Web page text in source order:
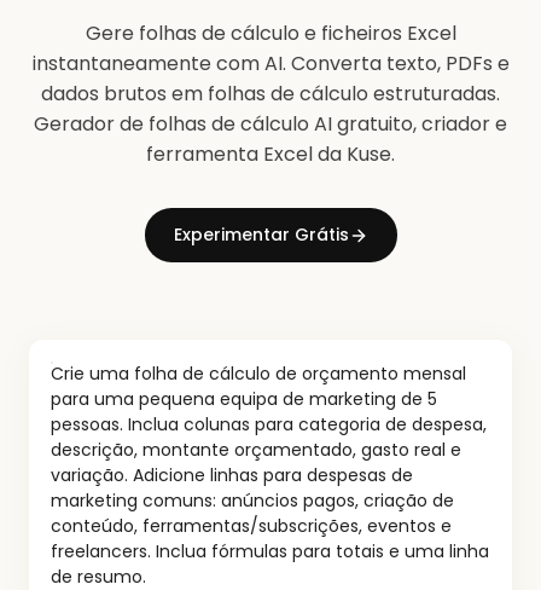
Gere folhas de cálculo e ficheiros Excel
instantaneamente com AI. Converta texto, PDFs e
dados brutos em folhas de cálculo estruturadas.
Gerador de folhas de cálculo AI gratuito, criador e
ferramenta Excel da Kuse.
Experimentar Grátis
Crie uma folha de cálculo de orçamento mensal
para uma pequena equipa de marketing de 5
pessoas. Inclua colunas para categoria de despesa,
descrição, montante orçamentado, gasto real e
variação. Adicione linhas para despesas de
marketing comuns: anúncios pagos, criação de
conteúdo, ferramentas/subscrições, eventos e
freelancers. Inclua fórmulas para totais e uma linha
de resumo.